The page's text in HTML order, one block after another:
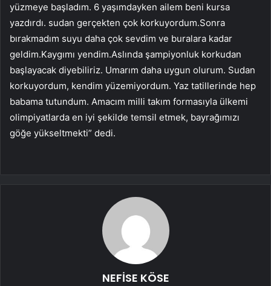
yüzmeye başladım. 6 yaşımdayken ailem beni kursa
yazdırdı. sudan gerçekten çok korkuyordum.Sonra
bırakmadım suyu daha çok sevdim ve buralara kadar
geldim.Kaygımı yendim.Aslında şampiyonluk korkudan
başlayacak diyebiliriz. Umarım daha uygun olurum. Sudan
korkuyordum, kendim yüzemiyordum. Yaz tatillerinde hep
babama tutundum. Amacım milli takım formasıyla ülkemi
olimpiyatlarda en iyi şekilde temsil etmek, bayrağımızı
göğe yükseltmekti” dedi.
NEFİSE KÖSE